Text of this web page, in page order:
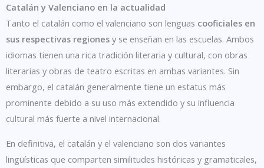
Catalán y Valenciano en la actualidad
Tanto el catalán como el valenciano son lenguas cooficiales en
sus respectivas regiones y se enseñan en las escuelas. Ambos
idiomas tienen una rica tradición literaria y cultural, con obras
literarias y obras de teatro escritas en ambas variantes. Sin
embargo, el catalán generalmente tiene un estatus más
prominente debido a su uso más extendido y su influencia
cultural más fuerte a nivel internacional.
En definitiva, el catalán y el valenciano son dos variantes
lingüísticas que comparten similitudes históricas y gramaticales,